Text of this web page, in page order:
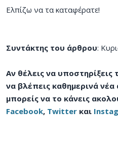
Ελπίζω να τα καταφέρατε!
Συντάκτης του άρθρου:
Αν θέλεις να
να βλέπεις καθημερινά
μπορείς να το κάνεις
Facebook, Twitter και